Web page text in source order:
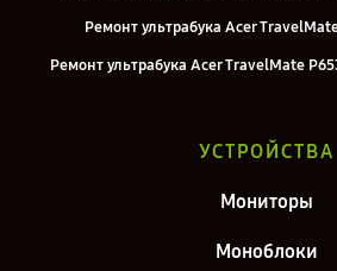
Ремонт ультрабука Acer
Ремонт ультрабука Acer TravelMate
УСТРОЙСТВА
Мониторы
Моноблоки